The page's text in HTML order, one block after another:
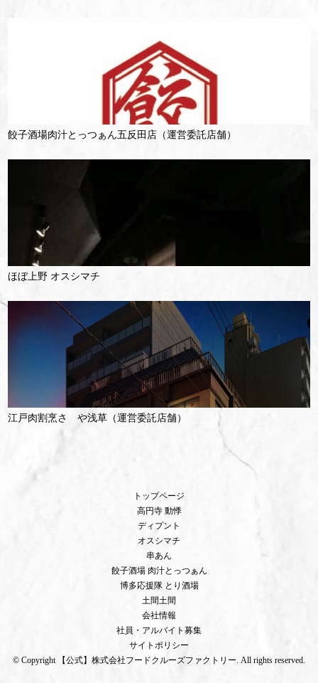
餃子酒場肉汁とっつぁん五反田店（運営委託店舗）
ほぼ上野 オスシマチ
江戸肉割烹さゝや浅草（運営委託店舗）
トップページ
高円寺 動悸
ディプント
オスシマチ
串あん
餃子酒場 肉汁とっつぁん
博多応援隊 とり酒場
土間土間
会社情報
社員・アルバイト募集
サイトポリシー
© Copyright 【公式】株式会社フードクルーズファクトリー. All rights reserved.